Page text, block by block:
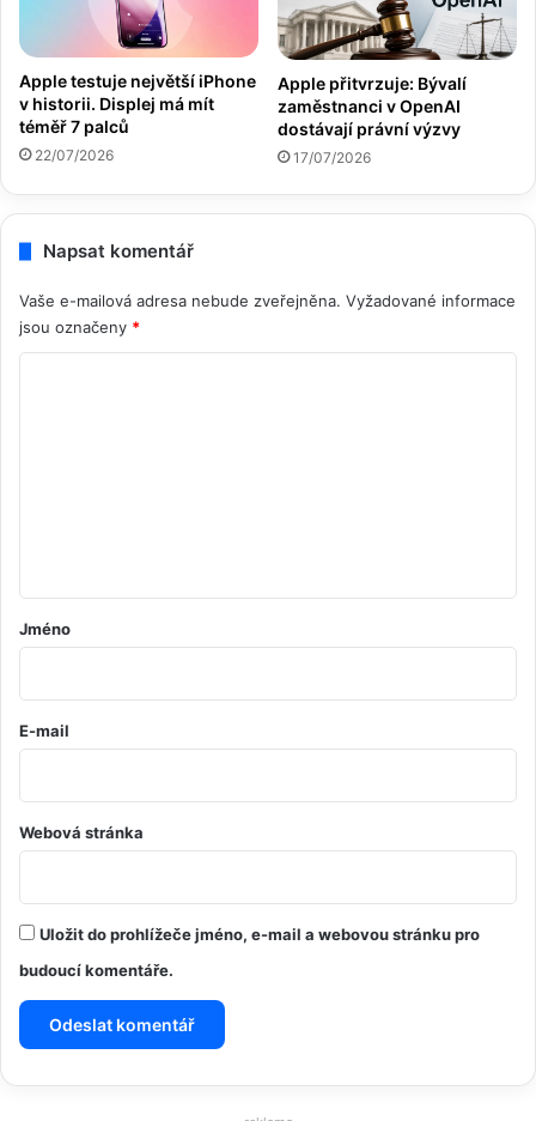
Apple testuje největší iPhone
v historii. Displej má mít
téměř 7 palců
22/07/2026
Apple přitvrzuje: Bývalí
zaměstnanci v OpenAI
dostávají právní výzvy
17/07/2026
Napsat komentář
Vaše e-mailová adresa nebude zveřejněna. Vyžadované informace
jsou označeny *
ř
Jméno
E-mail
Webová stránka
Uložit do prohlížeče jméno, e-mail a webovou stránku pro
budoucí komentáře.